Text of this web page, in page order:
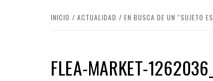
INICIO ACTUALIDAD EN BUSCA DE UN “SUJETO
FLEA-MARKET-